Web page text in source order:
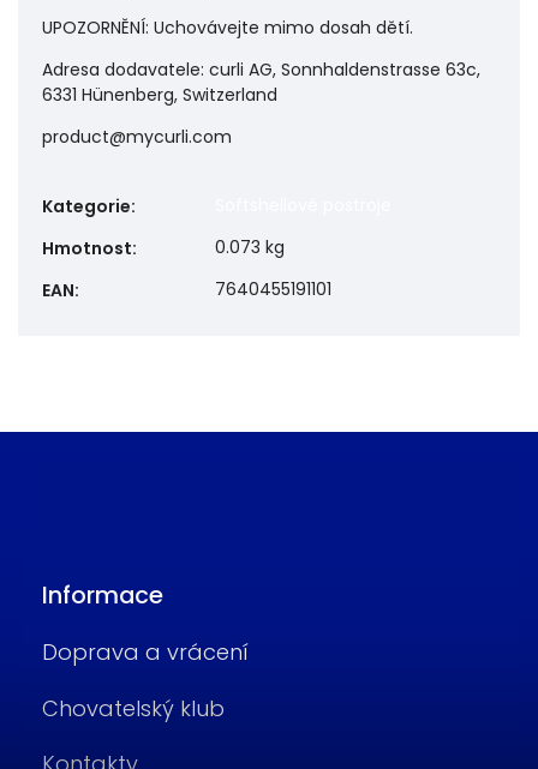
UPOZORNĚNÍ: Uchovávejte mimo dosah dětí.
Adresa dodavatele: curli AG, Sonnhaldenstrasse 63c,
6331 Hünenberg, Switzerland
product@mycurli.com
Kategorie:
Hmotnost:
0.073 kg
EAN: 7640455191101
Informace
Doprava a vrácení
Chovatelský klub